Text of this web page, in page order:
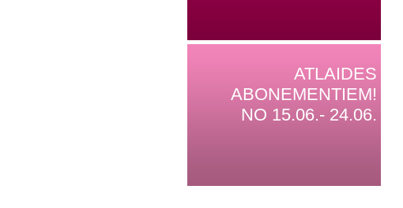
ATLAIDES
ABONEMENTIEM!
NO 15.06.- 24.06.